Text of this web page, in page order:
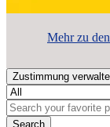
Mehr zu
Zustimmung
Search